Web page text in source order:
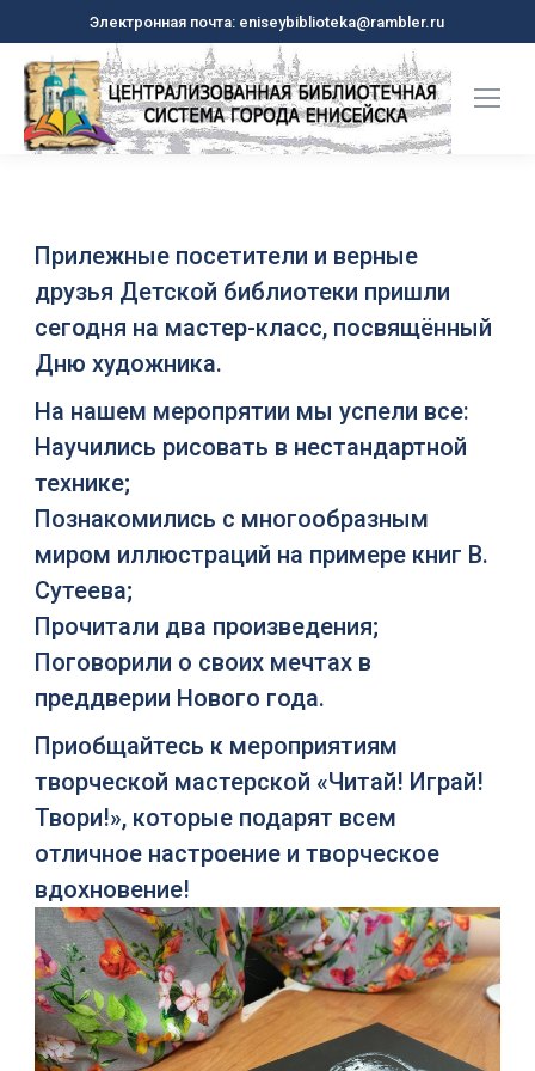
Электронная почта: eniseybiblioteka@rambler.ru
Прилежные посетители и верные
друзья Детской библиотеки пришли
сегодня на мастер-класс, посвящённый
Дню художника.
На нашем меропрятии мы успели все:
Научились рисовать в нестандартной
технике;
Познакомились с многообразным
миром иллюстраций на примере книг В.
Сутеева;
Прочитали два произведения;
Поговорили о своих мечтах в
преддверии Нового года.
Приобщайтесь к мероприятиям
творческой мастерской «Читай! Играй!
Твори!», которые подарят всем
отличное настроение и творческое
вдохновение!